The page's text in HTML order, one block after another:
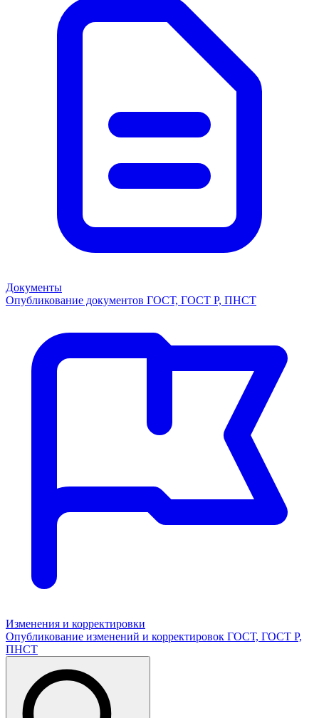
Документы
Опубликование документов ГОСТ, ГОСТ Р, ПНСТ
Изменения и корректировки
Опубликование изменений и корректировок ГОСТ, ГОСТ Р,
ПНСТ